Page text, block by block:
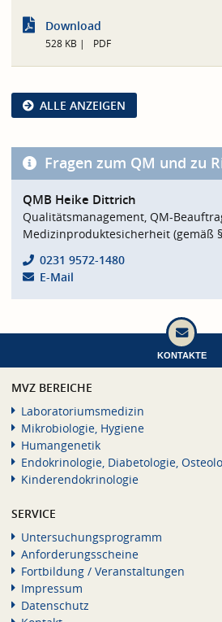
Download
528 KB PDF
ALLE ANZEIGEN
Fragen zum QM und zu
QMB Heike Dittrich
Qualitätsmanagement, QM-
Medizinproduktesicherheit (gemäß
0231 9572-1480
E-Mail
KONTAKTE
MVZ BEREICHE
Laboratoriumsmedizin
Mikrobiologie, Hygiene
Humangenetik
Endokrinologie, Diabetologie,
Kinderendokrinologie
SERVICE
Untersuchungsprogramm
Anforderungsscheine
Fortbildung / Veranstaltungen
Impressum
Datenschutz